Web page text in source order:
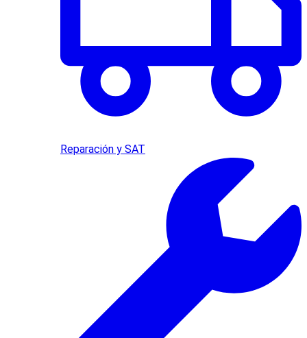
Reparación y SAT